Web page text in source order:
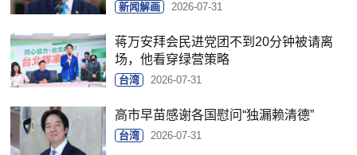
新闻解画 2026-07-31
蒋万安拜会民进党团不到20分钟被请离
场，他看穿绿营策略
台湾 2026-07-31
高市早苗感谢各国慰问“独漏赖清德”
台湾 2026-07-31